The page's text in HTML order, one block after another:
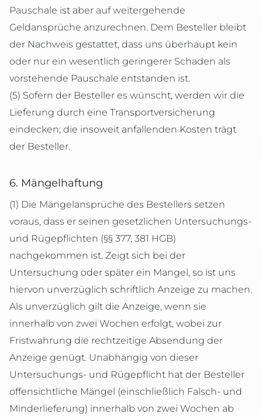
Pauschale ist aber auf weitergehende
Geldansprüche anzurechnen. Dem Besteller bleibt
der Nachweis gestattet, dass uns überhaupt kein
oder nur ein wesentlich geringerer Schaden als
vorstehende Pauschale entstanden ist.
(5) Sofern der Besteller es wünscht, werden wir die
Lieferung durch eine Transportversicherung
eindecken; die insoweit anfallenden Kosten trägt
der Besteller.
6. Mängelhaftung
(1) Die Mängelansprüche des Bestellers setzen
voraus, dass er seinen gesetzlichen Untersuchungs-
und Rügepflichten (§§ 377, 381 HGB)
nachgekommen ist. Zeigt sich bei der
Untersuchung oder später ein Mangel, so ist uns
hiervon unverzüglich schriftlich Anzeige zu machen.
Als unverzüglich gilt die Anzeige, wenn sie
innerhalb von zwei Wochen erfolgt, wobei zur
Fristwahrung die rechtzeitige Absendung der
Anzeige genügt. Unabhängig von dieser
Untersuchungs- und Rügepflicht hat der Besteller
offensichtliche Mängel (einschließlich Falsch- und
Minderlieferung) innerhalb von zwei Wochen ab